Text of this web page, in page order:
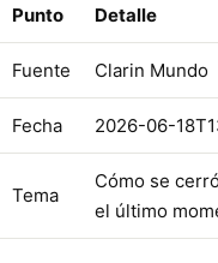
Punto Detalle
Fuente Clarin Mundo
Fecha 2026-06-
Tema
Cómo se
el último